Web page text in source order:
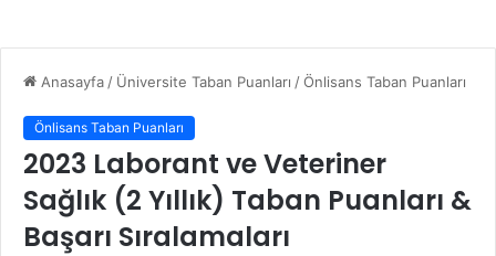
Anasayfa / Üniversite Taban Puanları /Önlisans Taban Puanları
Önlisans Taban Puanları
2023 Laborant ve Veteriner
Sağlık (2 Yıllık) Taban Puanları &
Başarı Sıralamaları